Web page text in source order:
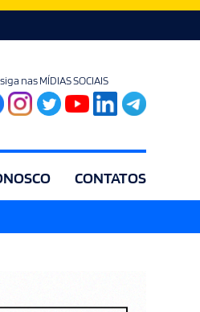
nas MÍDIAS SOCIAIS
CONTATOS